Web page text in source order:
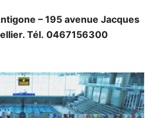
– 195 avenue Jacques
Tél. 0467156300